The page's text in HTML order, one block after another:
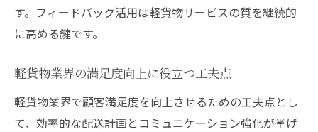
す。フィードバック活用は軽貨物サービスの質を継続的
に高める鍵です。
軽貨物業界の満足度向上に役立つ工夫点
軽貨物業界で顧客満足度を向上させるための工夫点とし
て、効率的な配送計画とコミュニケーション強化が挙げ